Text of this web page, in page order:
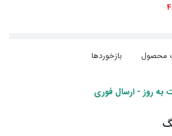
محصول بازخوردها
به روز - ارسال فوری